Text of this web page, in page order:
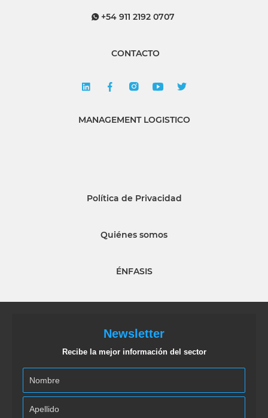
+54 911 2192 0707
CONTACTO
MANAGEMENT LOGISTICO
Política de Privacidad
Quiénes somos
ÉNFASIS
Newsletter
Recibe la mejor información del sector